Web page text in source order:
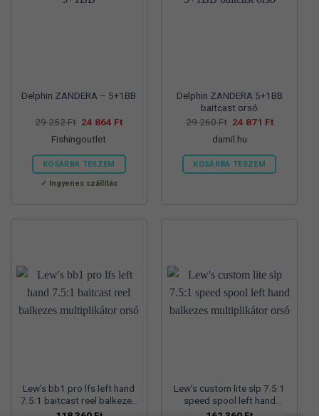
a
Delphin ZANDERA – 5+1BB
29 252Ft Original
was:
252 Ft.
24 864 FtCurrent
864 Ft.
Fishingoutlet
KOSÁRBA TESZEM
Ingyenes szállítás
Delphin ZANDERA 5+1BB
baitcast orsó
29 260Ft Original
was:
260 Ft.
24 871 FtCurrent
871 Ft.
damil.hu
KOSÁRBA TESZEM
Lew’s bb1 pro lfs left hand
7.5:1 baitcast reel balkezes
multiplikátor orsó
Lew’s custom lite slp 7.5:1
speed spool left hand
balkezes multiplikátor orsó